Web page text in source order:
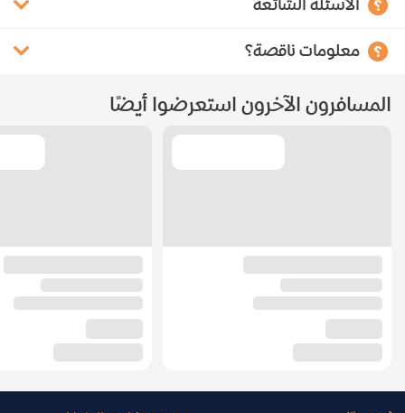
الأسئلة الشائعة
معلومات ناقصة؟
المسافرون الآخرون استعرضوا أيضًا